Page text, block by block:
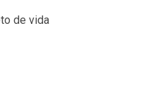
de vida